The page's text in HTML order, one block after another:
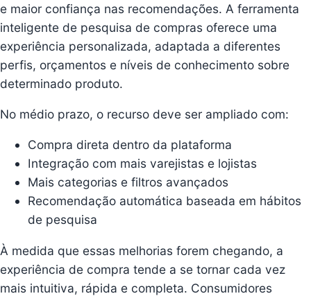
e maior confiança nas recomendações. A ferramenta
inteligente de pesquisa de compras oferece uma
experiência personalizada, adaptada a diferentes
perfis, orçamentos e níveis de conhecimento sobre
determinado produto.
No médio prazo, o recurso deve ser ampliado com:
Compra direta dentro da plataforma
Integração com mais varejistas e lojistas
Mais categorias e filtros avançados
Recomendação automática baseada em hábitos
de pesquisa
À medida que essas melhorias forem chegando, a
experiência de compra tende a se tornar cada vez
mais intuitiva, rápida e completa. Consumidores